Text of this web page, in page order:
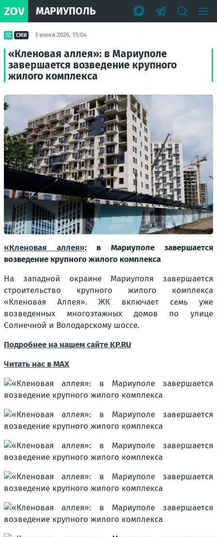
ZOV МАРИУПОЛЬ
СМИ 3 июня 2026, 15:04
«Кленовая аллея»: в Мариуполе
завершается возведение крупного
жилого комплекса
«Кленовая аллея»: в Мариуполе завершается
возведение крупного жилого комплекса
На западной окраине Мариуполя завершается
строительство крупного жилого комплекса
«Кленовая Аллея». ЖК включает семь уже
возведенных многоэтажных домов по улице
Солнечной и Володарскому шоссе.
Подробнее на нашем сайте KP.RU
Читать нас в МАХ